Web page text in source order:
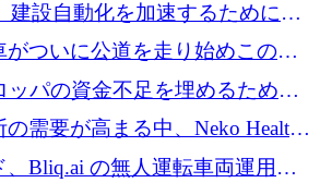
建設自動化を加速するためにシ
万ドルを確保
がついに公道を走り始めこの国
ドしようとしている
ッパの資金不足を埋めるために
万ユーロを調達
需要が高まる中、Neko Health
調達
、Bliq.ai の無人運転車両運用を